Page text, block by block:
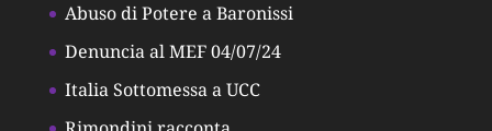
Abuso di Potere a Baronissi
Denuncia al MEF 04/07/24
Italia Sottomessa a UCC